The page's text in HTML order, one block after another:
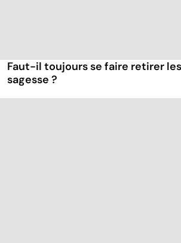
Faut-il toujours se faire retirer
sagesse ?